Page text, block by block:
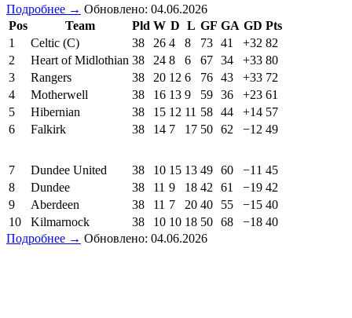
Подробнее → Обновлено: 04.06.2026
Pos
Team Pld W D L GF GA GD Pts
1
Celtic (C) 38 26 4 8 73 41 +32 82
2
Heart of Midlothian 38 24 8 6 67 34 +33 80
3
Rangers 38 20 12 6 76 43 +33 72
4
Motherwell 38 16 13 9 59 36 +23 61
5
Hibernian 38 15 12 11 58 44 +14 57
6
Falkirk 38 14 7 17 50 62 −12 49
7 Dundee United 38 10 15 13 49 60 −11 45
8
Dundee 38 11 9 18 42 61 −19 42
9
Aberdeen 38 11 7 20 40 55 −15 40
10
Kilmarnock 38 10 10 18 50 68 −18 40
Подробнее → Обновлено: 04.06.2026